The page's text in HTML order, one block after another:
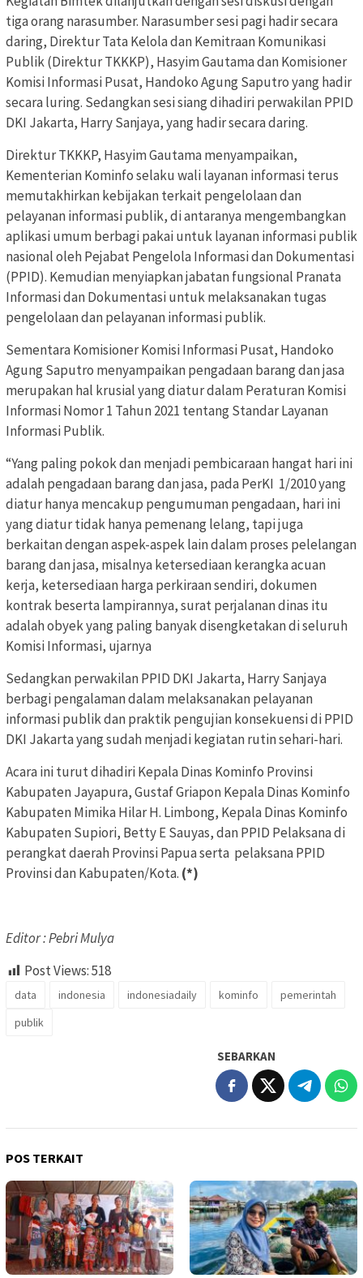
tiga orang narasumber. Narasumber sesi pagi hadir secara
daring, Direktur Tata Kelola dan Kemitraan Komunikasi
Publik (Direktur TKKKP), Hasyim Gautama dan Komisioner
Komisi Informasi Pusat, Handoko Agung Saputro yang hadir
secara luring. Sedangkan sesi siang dihadiri perwakilan PPID
DKI Jakarta, Harry Sanjaya, yang hadir secara daring.
Direktur TKKKP, Hasyim Gautama menyampaikan,
Kementerian Kominfo selaku wali layanan informasi terus
memutakhirkan kebijakan terkait pengelolaan dan
pelayanan informasi publik, di antaranya mengembangkan
aplikasi umum berbagi pakai untuk layanan informasi publik
nasional oleh Pejabat Pengelola Informasi dan Dokumentasi
(PPID). Kemudian menyiapkan jabatan fungsional Pranata
Informasi dan Dokumentasi untuk melaksanakan tugas
pengelolaan dan pelayanan informasi publik.
Sementara Komisioner Komisi Informasi Pusat, Handoko
Agung Saputro menyampaikan pengadaan barang dan jasa
merupakan hal krusial yang diatur dalam Peraturan Komisi
Informasi Nomor 1 Tahun 2021 tentang Standar Layanan
Informasi Publik.
“Yang paling pokok dan menjadi pembicaraan hangat hari ini
adalah pengadaan barang dan jasa, pada PerKI 1/2010 yang
diatur hanya mencakup pengumuman pengadaan, hari ini
yang diatur tidak hanya pemenang lelang, tapi juga
berkaitan dengan aspek-aspek lain dalam proses pelelangan
barang dan jasa, misalnya ketersediaan kerangka acuan
kerja, ketersediaan harga perkiraan sendiri, dokumen
kontrak beserta lampirannya, surat perjalanan dinas itu
adalah obyek yang paling banyak disengketakan di seluruh
Komisi Informasi, ujarnya
Sedangkan perwakilan PPID DKI Jakarta, Harry Sanjaya
berbagi pengalaman dalam melaksanakan pelayanan
informasi publik dan praktik pengujian konsekuensi di PPID
DKI Jakarta yang sudah menjadi kegiatan rutin sehari-hari.
Acara ini turut dihadiri Kepala Dinas Kominfo Provinsi
Kabupaten Jayapura, Gustaf Griapon Kepala Dinas Kominfo
Kabupaten Mimika Hilar H. Limbong, Kepala Dinas Kominfo
Kabupaten Supiori, Betty E Sauyas, dan PPID Pelaksana di
perangkat daerah Provinsi Papua serta pelaksana PPID
Provinsi dan Kabupaten/Kota. (*)
Editor : Pebri Mulya
Post Views:518
data indonesia indonesiadaily kominfo
pemerintah
publik
SEBARKAN
POS TERKAIT